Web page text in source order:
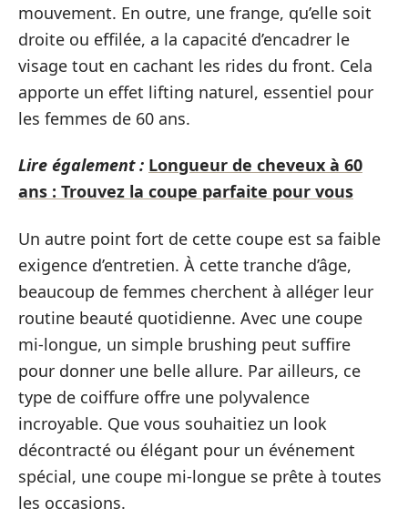
mouvement. En outre, une frange, qu’elle soit
droite ou effilée, a la capacité d’encadrer le
visage tout en cachant les rides du front. Cela
apporte un effet lifting naturel, essentiel pour
les femmes de 60 ans.
Lire également : Longueur de cheveux à 60
ans : Trouvez la coupe parfaite pour vous
Un autre point fort de cette coupe est sa faible
exigence d’entretien. À cette tranche d’âge,
beaucoup de femmes cherchent à alléger leur
routine beauté quotidienne. Avec une coupe
mi-longue, un simple brushing peut suffire
pour donner une belle allure. Par ailleurs, ce
type de coiffure offre une polyvalence
incroyable. Que vous souhaitiez un look
décontracté ou élégant pour un événement
spécial, une coupe mi-longue se prête à toutes
les occasions.